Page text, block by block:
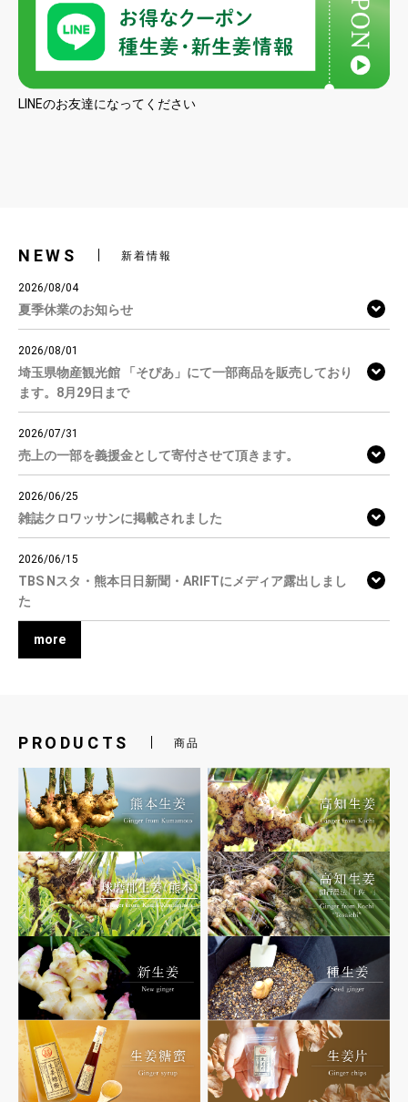
LINEのお友達になってください
NEWS 新着情報
2026/08/04
夏季休業のお知らせ
2026/08/01
埼玉県物産観光館 「そぴあ」にて一部商品を販売しており
ます。8月29日まで
2026/07/31
売上の一部を義援金として寄付させて頂きます。
2026/06/25
雑誌クロワッサンに掲載されました
2026/06/15
TBS Nスタ・熊本日日新聞・ARIFTにメディア露出しまし
た
more
PRODUCTS 商品